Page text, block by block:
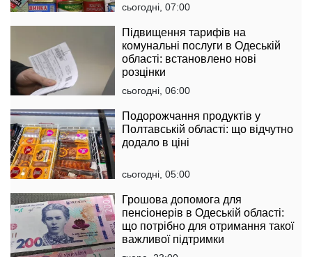
сьогодні, 07:00
Підвищення тарифів на
комунальні послуги в Одеській
області: встановлено нові
розцінки
сьогодні, 06:00
Подорожчання продуктів у
Полтавській області: що відчутно
додало в ціні
сьогодні, 05:00
Грошова допомога для
пенсіонерів в Одеській області:
що потрібно для отримання такої
важливої підтримки